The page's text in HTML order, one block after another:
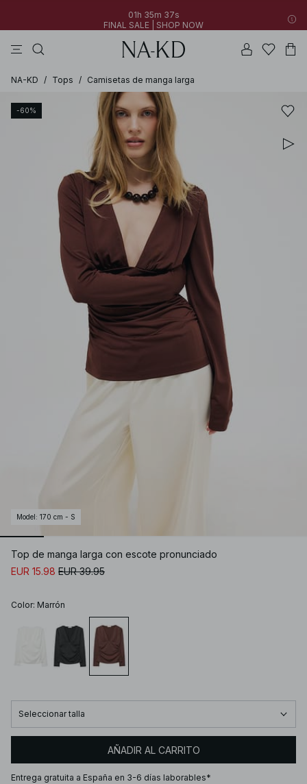
01h 35m 37s
FINAL SALE | SHOP NOW
01h 35m 37s
FINAL SALE | SHOP NOW
30% OFF EVERYTHING | SHOP NOW
NA-KD / Tops / Camisetas de manga larga
-60%
Model : 170 cm - S
Top de manga larga con escote pronunciado
EUR 15.98 EUR 39.95
Color: Marrón
Seleccionar talla
AÑADIR AL CARRITO
Entrega gratuita a España en 3-6 días laborables*